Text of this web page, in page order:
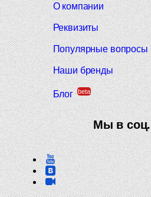
О компании
Реквизиты
Популярные вопросы
Наши бренды
Блог beta
Мы в соц.